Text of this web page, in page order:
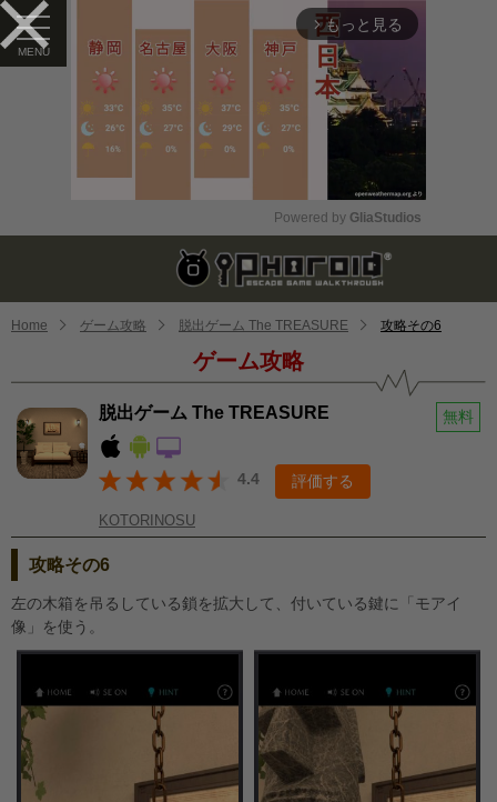
arrow_forward_ios もっと見る
Mute
Powered by GliaStudios
Home ゲーム攻略 脱出ゲーム The TREASURE 攻略その6
ゲーム攻略
脱出ゲーム The TREASURE 無料
4.4 評価する
KOTORINOSU
攻略その6
左の木箱を吊るしている鎖を拡大して、付いている鍵に「モアイ
像」を使う。